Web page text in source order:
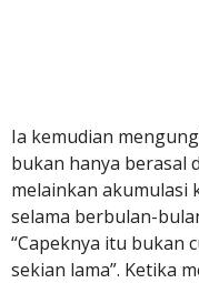
Ia kemudian
bukan hanya berasal
melainkan akumulasi
selama berbulan-
“Capeknya itu bukan
sekian lama”. Ketika